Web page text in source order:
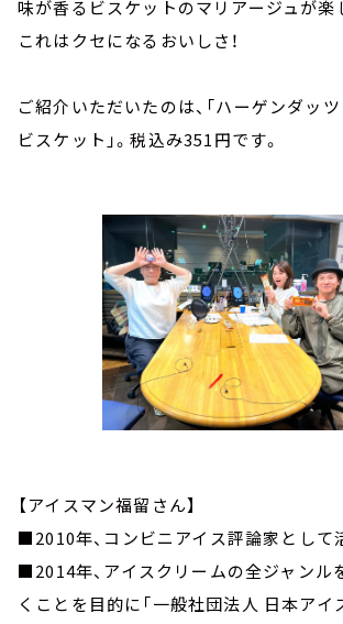
味が香るビスケットのマリアージュが楽
これはクセになるおいしさ！
ご紹介いただいたのは、「ハーゲンダッ
ビスケット」。税込み351円です。
【アイスマン福留さん】
■2010年、コンビニアイス評論家として
■2014年、アイスクリームの全ジャンル
くことを目的に「一般社団法人 日本アイ